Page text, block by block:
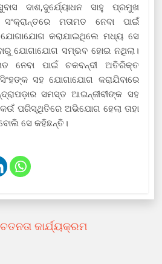
ଦାଶ,ଦୁର୍ଯ୍ୟୋଧନ ସାହୁ ପ୍ରମୁଖ
ମତାମତ ନେବା ପାଇଁ
କରାଯାଇଥିଲେ ମଧ୍ୟ ସେ
ଯୋଗାଯୋଗ ସମ୍ଭବ ହୋଇ ନଥିଲା।
ନେବା ପାଇଁ ଚକବନ୍ଦୀ ଅତିରିକ୍ତ
ସହ ଯୋଗାଯୋଗ କରାଯିବାରେ
ସମସ୍ତ ଆଇନ୍‌ଜୀବୀଙ୍କ ସହ
ପରିସ୍ଥିତିରେ ଅଭିଯୋଗ ହେଲା ତାହା
ବୋଲି ସେ କହିଛନ୍ତି।
କାର୍ଯ୍ୟକ୍ରମ